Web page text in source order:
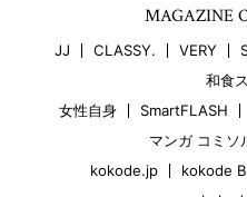
MAGAZINE
JJ CLASSY. VERY
和食
女性自身
SmartFLASH
マンガ コミソ
kokode.jp
kokode